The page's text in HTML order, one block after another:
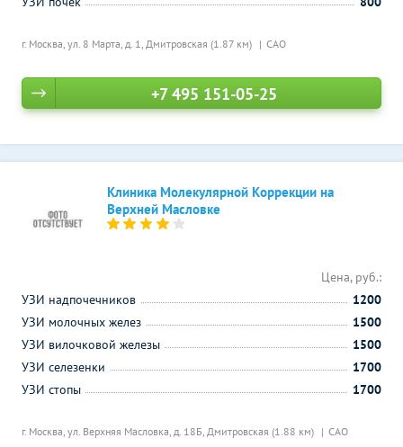
г. Москва, ул. 8 Марта, д. 1, Дмитровская (1.87 км) САО
+7 495 151-05-25
Клиника Молекулярной Коррекции на
Верхней Масловке
г. Москва, ул. Верхняя Масловка, д. 18Б, Дмитровская (1.88 км) САО
Цена, руб.:
УЗИ надпочечников
1200
УЗИ молочных желез
1500
УЗИ вилочковой железы
1500
УЗИ селезенки
1700
УЗИ стопы
1700